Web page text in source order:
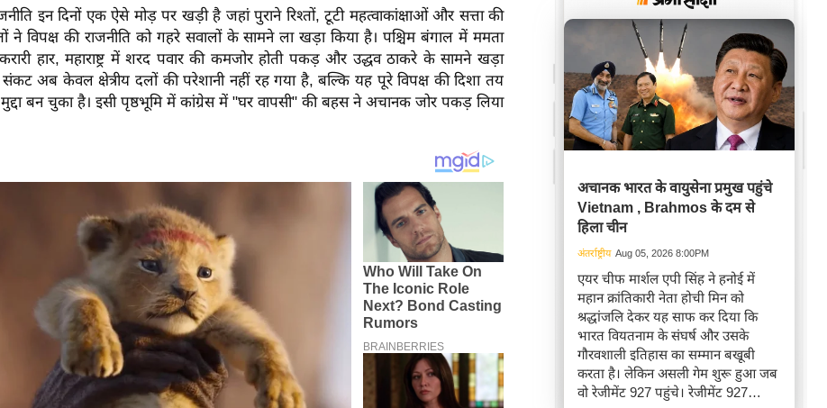
इन दिनों एक ऐसे मोड़ पर खड़ी है जहां पुराने रिश्तों, टूटी महत्वाकांक्षाओं और सत्ता की
ने विपक्ष की राजनीति को गहरे सवालों के सामने ला खड़ा किया है। पश्चिम बंगाल में ममता
हार, महाराष्ट्र में शरद पवार की कमजोर होती पकड़ और उद्धव ठाकरे के सामने खड़ा
संकट अब केवल क्षेत्रीय दलों की परेशानी नहीं रह गया है, बल्कि यह पूरे विपक्ष की दिशा तय
बन चुका है। इसी पृष्ठभूमि में कांग्रेस में "घर वापसी" की बहस ने अचानक जोर पकड़ लिया
अचानक भारत के वायुसेना प्रमुख पहुंचे
Vietnam , Brahmos के दम से
हिला चीन
अंतर्राष्ट्रीय Aug 05, 2026 8:00PM
एयर चीफ मार्शल एपी सिंह ने हनोई में
महान क्रांतिकारी नेता होची मिन को
श्रद्धांजलि देकर यह साफ कर दिया कि
भारत वियतनाम के संघर्ष और उसके
गौरवशाली इतिहास का सम्मान बखूबी
करता है। लेकिन असली गेम शुरू हुआ जब
वो रेजीमेंट 927 पहुंचे। रेजीमेंट 927